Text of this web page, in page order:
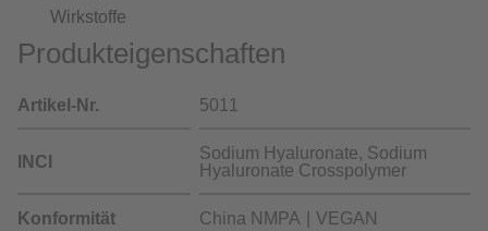
Wirkstoffe
Produkteigenschaften
Artikel-Nr. 5011
INCI
Sodium Hyaluronate, Sodium
Hyaluronate Crosspolymer
Konformität China NMPA VEGAN